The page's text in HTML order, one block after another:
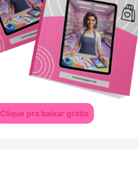
Clique pra baixar grátis